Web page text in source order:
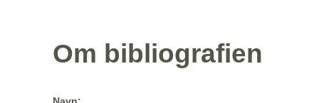
Om bibliografien
Navn: